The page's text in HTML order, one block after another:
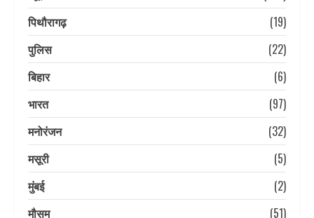
पिथौरागढ़
(19)
पुलिस
(22)
बिहार
(6)
भारत
(97)
मनोरंजन
(32)
मसूरी
(5)
मुंबई
(2)
मौसम
(51)